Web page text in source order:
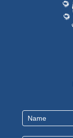
Contact
Us